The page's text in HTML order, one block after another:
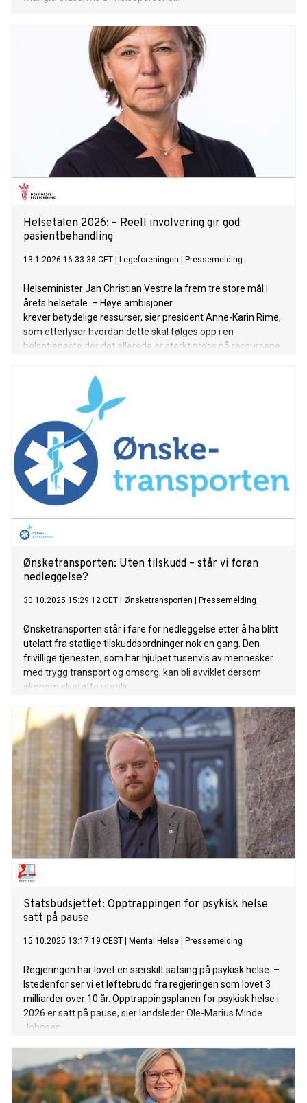
Helsetalen 2026: – Reell involvering gir god
pasientbehandling
13.1.2026 16:33:38 CET Legeforeningen Pressemelding
Helseminister Jan Christian Vestre la frem tre store mål i
årets helsetale. – Høye ambisjoner
krever betydelige ressurser, sier president Anne-Karin Rime,
som etterlyser hvordan dette skal følges opp i en
helsetjeneste der det allerede er sterkt press på ressursene.
Ønsketransporten: Uten tilskudd – står vi foran
nedleggelse?
30.10.2025 15:29:12 CET Ønsketransporten Pressemelding
Ønsketransporten står i fare for nedleggelse etter å ha blitt
utelatt fra statlige tilskuddsordninger nok en gang. Den
frivillige tjenesten, som har hjulpet tusenvis av mennesker
med trygg transport og omsorg, kan bli avviklet dersom
økonomisk støtte uteblir.
Statsbudsjettet: Opptrappingen for psykisk helse
satt på pause
15.10.2025 13:17:19 CEST Mental Helse Pressemelding
Regjeringen har lovet en særskilt satsing på psykisk helse. –
Istedenfor ser vi et løftebrudd fra regjeringen som lovet 3
milliarder over 10 år. Opptrappingsplanen for psykisk helse i
2026 er satt på pause, sier landsleder Ole-Marius Minde
Johnsen.